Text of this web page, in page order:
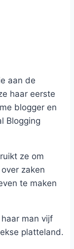
aan de
haar eerste
blogger en
Blogging
ze om
zaken
te maken
man vijf
platteland.